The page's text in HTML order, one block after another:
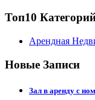
Топ10
Арендная
Новые Записи
Зал в аренду с